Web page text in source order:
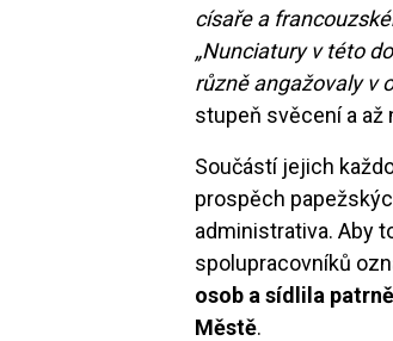
císaře a
„Nunciatury v této
různě angažovaly v
stupeň svěcení a až
Součástí jejich
prospěch
administrativa. Aby
spolupracovníků
osob a sídlila
Městě.